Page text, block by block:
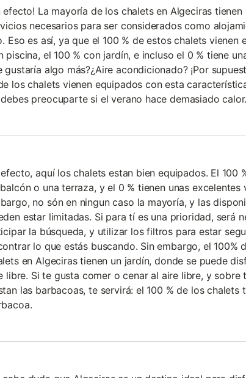
efecto! La mayoría de los chalets en Algeciras tienen
necesarios para ser considerados como
Eso es así, ya que el 100 % de estos chalets vienen
piscina, el 100 % con jardín, e incluso el 0 % tiene
gustaría algo más?¿Aire acondicionado? ¡Por
los chalets vienen equipados con esta
preocuparte si el verano hace demasiado calor.
efecto, aquí los chalets estan bien equipados. El 100
o una terraza, y el 0 % tienen unas excelentes
no són en ningun caso la mayoría, y las
estar limitadas. Si para tí es una prioridad, será
la búsqueda, y utilizar los filtros para estar
lo que estás buscando. Sin embargo, el 100%
en Algeciras tienen un jardín, donde se puede
libre. Si te gusta comer o cenar al aire libre, y sobre
las barbacoas, te servirá: el 100 % de los chalets